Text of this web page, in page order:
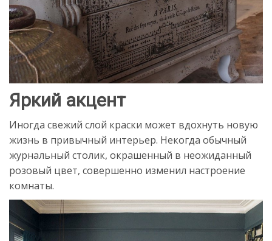
Яркий акцент
Иногда свежий слой краски может вдохнуть новую
жизнь в привычный интерьер. Некогда обычный
журнальный столик, окрашенный в неожиданный
розовый цвет, совершенно изменил настроение
комнаты.